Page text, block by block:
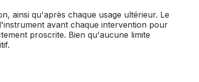
ainsi qu'après chaque usage ultérieur. Le
avant chaque intervention pour
proscrite. Bien qu'aucune limite